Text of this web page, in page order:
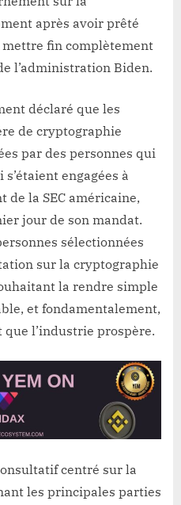
après avoir prêté
mettre fin complètement
l’administration Biden.
déclaré que les
de cryptographie
par des personnes qui
engagées à
de la SEC américaine,
jour de son mandat.
sélectionnées
sur la cryptographie
la rendre simple
et fondamentalement,
l’industrie prospère.
centré sur la
les principales parties